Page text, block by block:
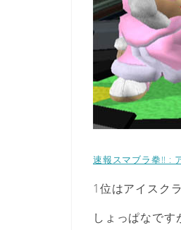
速報スマブラ拳!! :
1位はアイスク
しょっぱなです